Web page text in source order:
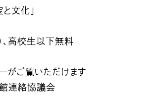
文化」
、高校生以下無料
がご覧いただけます
連絡協議会